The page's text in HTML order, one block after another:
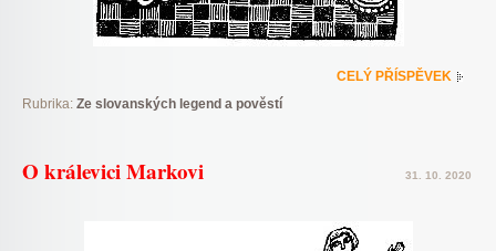
CELÝ PŘÍSPĚVEK
Rubrika: Ze slovanských legend a pověstí
O králevici Markovi 31. 10. 2020